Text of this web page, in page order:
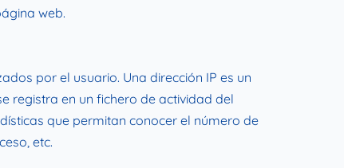
web.
por el usuario. Una dirección IP es un
registra en un fichero de actividad del
que permitan conocer el número de
etc.